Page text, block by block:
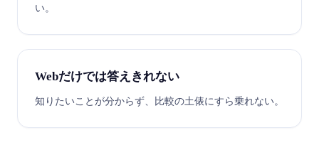
い。
Webだけでは答えきれない
知りたいことが分からず、比較の土俵にすら乗れない。